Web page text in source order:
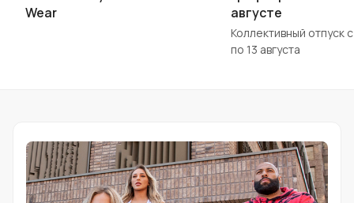
Wear
августе
Коллективный отпуск
по 13 августа